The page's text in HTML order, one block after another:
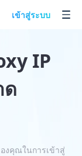
เข้าสู่ระบบ
IP
งคุณในการเข้าสู่